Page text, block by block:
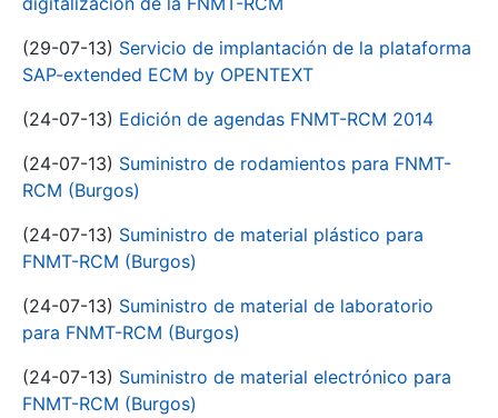
(29-07-13) Servicio de implantación de la plataforma
SAP-extended ECM by OPENTEXT
(24-07-13) Edición de agendas FNMT-RCM 2014
(24-07-13) Suministro de rodamientos para FNMT-
RCM (Burgos)
(24-07-13) Suministro de material plástico para
FNMT-RCM (Burgos)
(24-07-13) Suministro de material de laboratorio
para FNMT-RCM (Burgos)
(24-07-13) Suministro de material electrónico para
FNMT-RCM (Burgos)